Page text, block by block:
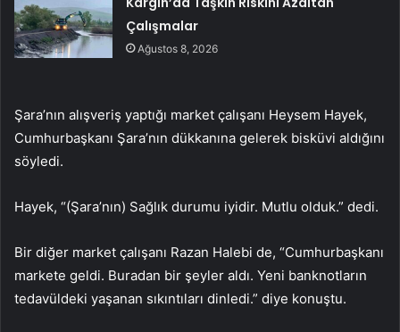
Çalışmalar
Ağustos 8, 2026
Şara’nın alışveriş yaptığı market çalışanı Heysem Hayek,
Cumhurbaşkanı Şara’nın dükkanına gelerek bisküvi aldığını
söyledi.
Hayek, “(Şara’nın) Sağlık durumu iyidir. Mutlu olduk.” dedi.
Bir diğer market çalışanı Razan Halebi de, “Cumhurbaşkanı
markete geldi. Buradan bir şeyler aldı. Yeni banknotların
tedavüldeki yaşanan sıkıntıları dinledi.” diye konuştu.